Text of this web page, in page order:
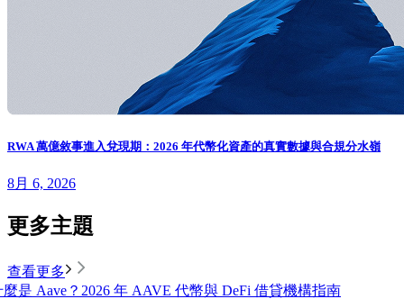
RWA 萬億敘事進入兌現期：2026 年代幣化資產的真實數據與合規分水嶺
8月 6, 2026
更多主題
查看更多
麼是 Aave？2026 年 AAVE 代幣與 DeFi 借貸機構指南